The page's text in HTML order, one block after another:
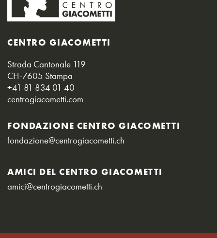
CENTRO GIACOMETTI
Strada Cantonale 119
CH-7605 Stampa
+41 81 834 01 40
centrogiacometti.com
FONDAZIONE CENTRO GIACOMETTI
fondazione@centrogiacometti.ch
AMICI DEL CENTRO GIACOMETTI
amici@centrogiacometti.ch